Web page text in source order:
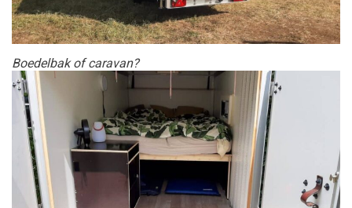
Boedelbak of caravan?